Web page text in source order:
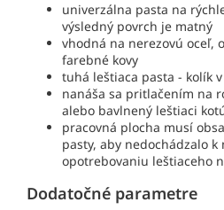
univerzálna pasta na
výsledný povrch je matný
vhodná na nerezovú oceľ,
farebné kovy
tuhá leštiaca pasta - kolík
nanáša sa pritlačením na
alebo bavlnený leštiaci
pracovná plocha musí
pasty, aby nedochádzalo
opotrebovaniu leštiaceho
Dodatočné parametre